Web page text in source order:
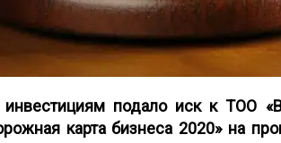
подало иск к ТОО
карта бизнеса 2020» на